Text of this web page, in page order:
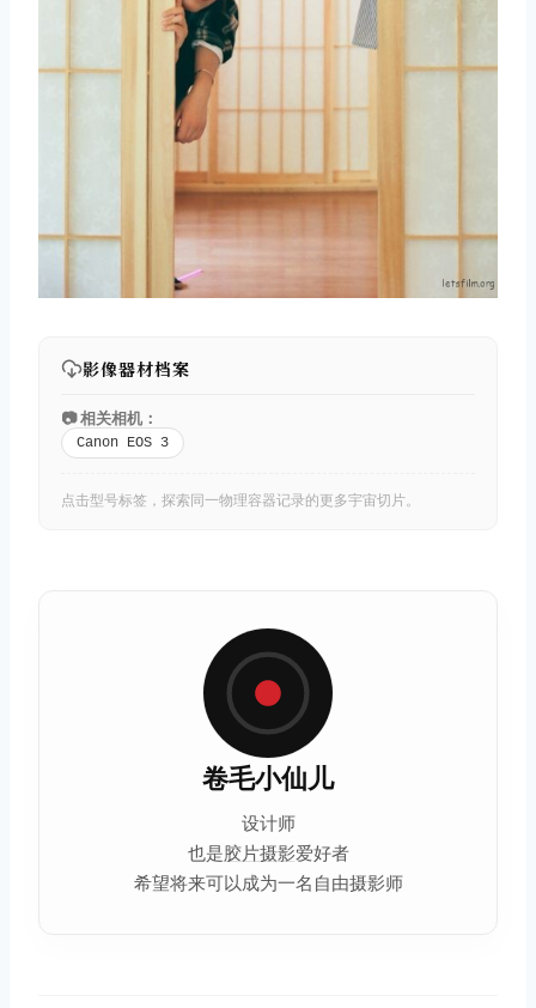
影像器材档案
📷 相关相机：
Canon EOS 3
点击型号标签，探索同一物理容器记录的更多宇宙切片。
卷毛小仙儿
设计师
也是胶片摄影爱好者
希望将来可以成为一名自由摄影师